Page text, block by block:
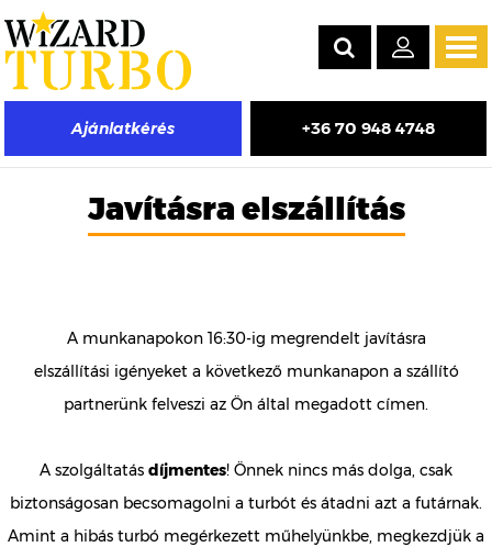
Ajánlatkérés +36 70 948 4748
Javításra elszállítás
A munkanapokon 16:30-ig megrendelt javításra
elszállítási igényeket a következő munkanapon a szállító
partnerünk felveszi az Ön által megadott címen.
A szolgáltatás díjmentes! Önnek nincs más dolga, csak
biztonságosan becsomagolni a turbót és átadni azt a futárnak.
Amint a hibás turbó megérkezett műhelyünkbe, megkezdjük a